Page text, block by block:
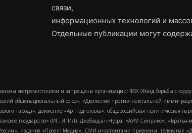
связи,
информационных технологий и
Отдельные публикации могут
экстремистскими и запрещены организации: ФБК (Фонд борьбы с
общенациональный союз», «Движение против нелегальной
народа», движение «Артподготовка», общероссийская
государство» (ИГ, ИГИЛ), Джебхад-ан-Нусра, «АУМ Синрике»,
издания «Проект Медиа». СМИ-иноагентами признаны: телеканал